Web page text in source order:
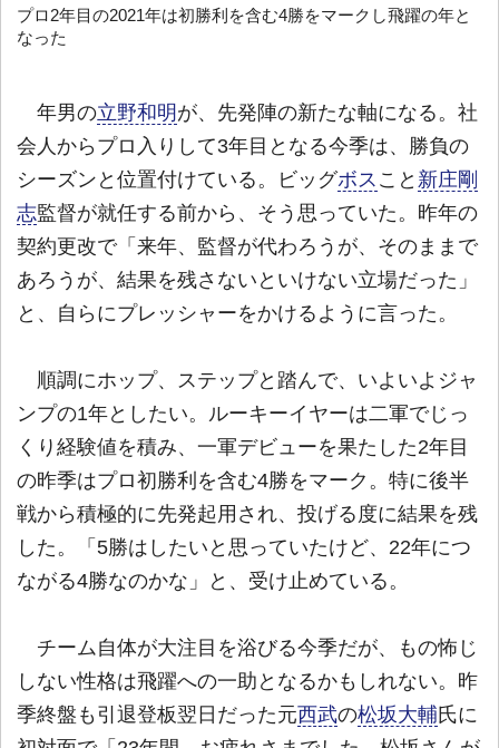
プロ2年目の2021年は初勝利を含む4勝をマークし飛躍の年と
なった
年男の立野和明 が、先発陣の新たな軸になる。社
会人からプロ入りして3年目となる今季は、勝負の
シーズンと位置付けている。ビッグボス こと 新庄剛
志監督が就任する前から、そう思っていた。昨年の
契約更改で「来年、監督が代わろうが、そのままで
あろうが、結果を残さないといけない立場だった」
と、自らにプレッシャーをかけるように言った。
順調にホップ、ステップと踏んで、いよいよジャ
ンプの1年としたい。ルーキーイヤーは二軍でじっ
くり経験値を積み、一軍デビューを果たした2年目
の昨季はプロ初勝利を含む4勝をマーク。特に後半
戦から積極的に先発起用され、投げる度に結果を残
した。「5勝はしたいと思っていたけど、22年につ
ながる4勝なのかな」と、受け止めている。
チーム自体が大注目を浴びる今季だが、もの怖じ
しない性格は飛躍への一助となるかもしれない。昨
季終盤も引退登板翌日だった元西武の松坂大輔氏に